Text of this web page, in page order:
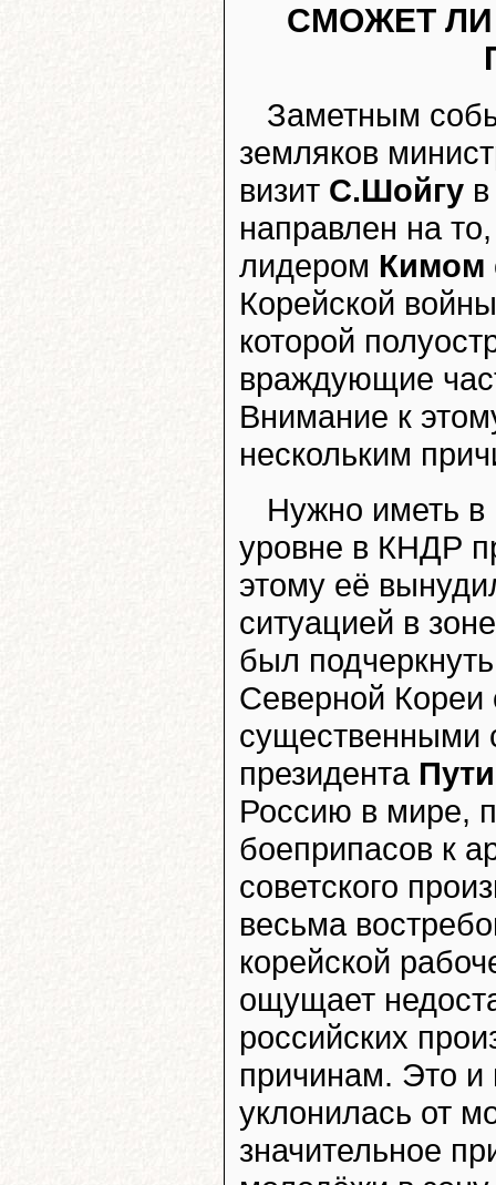
СМОЖЕТ
Заметным
земляков
визит С.Шойгу
направлен на
лидером Кимом
Корейской
которой
враждующие
Внимание к
нескольким
Нужно иметь в
уровне в КНДР
этому её
ситуацией в
был
Северной Кореи
существенными
президента
Россию в мире,
боеприпасов к
советского
весьма
корейской
ощущает
российских
причинам. Это и
уклонилась от
значительное